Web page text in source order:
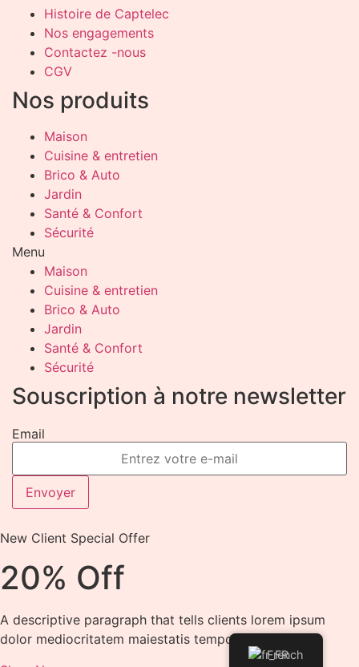
Histoire de Captelec
Nos engagements
Contactez -nous
CGV
Nos produits
Maison
Cuisine & entretien
Brico & Auto
Jardin
Santé & Confort
Sécurité
Menu
Maison
Cuisine & entretien
Brico & Auto
Jardin
Santé & Confort
Sécurité
Souscription à notre newsletter
Email
Envoyer
French
New Client Special Offer
20% Off
A descriptive paragraph that tells clients lorem ipsum
dolor mediocritatem maiestatis tempor